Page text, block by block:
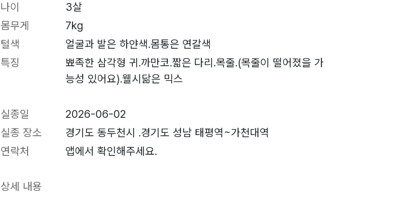
나이
3살
몸무게
7kg
털색
얼굴과 발은 하얀색.몸통은 연갈색
특징
뾰족한 삼각형 귀.까만코.짧은 다리.목줄.(목줄이 떨어졌을 가
능성 있어요).웰시닮은 믹스
실종일
2026-06-02
실종 장소
경기도 동두천시 .경기도 성남 태평역~가천대역
연락처
앱에서 확인해주세요.
상세 내용